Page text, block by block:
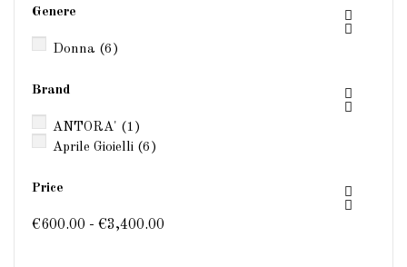
Genere


Donna (6)
Brand


ANTORA' (1)
Aprile Gioielli (6)
Price


€600.00 - €3,400.00